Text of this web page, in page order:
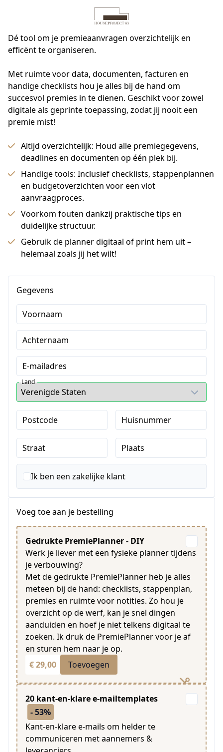
Dé tool om je premieaanvragen overzichtelijk en
efficënt te organiseren.
Met ruimte voor data, documenten, facturen en
handige checklists hou je alles bij de hand om
succesvol premies in te dienen. Geschikt voor zowel
digitale als geprinte toepassing, zodat jij nooit een
premie mist!
Altijd overzichtelijk: Houd alle premiegegevens,
deadlines en documenten op één plek bij.
Handige tools: Inclusief checklists, stappenplannen
en budgetoverzichten voor een vlot
aanvraagproces.
Voorkom fouten dankzij praktische tips en
duidelijke structuur.
Gebruik de planner digitaal of print hem uit –
helemaal zoals jij het wilt!
Gegevens
Voornaam
Achternaam
E-mailadres
Land
Postcode Huisnummer
Straat Plaats
Ik ben een zakelijke klant
Voeg toe aan je bestelling
Gedrukte PremiePlanner - DIY
Werk je liever met een fysieke planner tijdens
je verbouwing?
Met de gedrukte PremiePlanner heb je alles
meteen bij de hand: checklists, stappenplan,
premies en ruimte voor notities. Zo hou je
overzicht op de werf, kan je snel dingen
aanduiden en hoef je niet telkens digitaal te
zoeken. Ik druk de PremiePlanner voor je af
en sturen hem naar je op.
€ 29,00
Toevoegen
20 kant-en-klare e-mailtemplates
- 53%
Kant-en-klare e-mails om helder te
communiceren met aannemers &